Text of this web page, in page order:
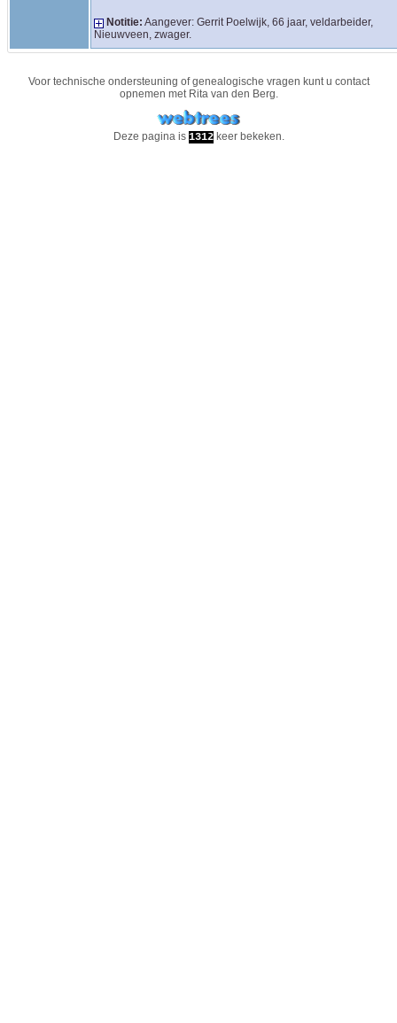
Notitie: Aangever: Gerrit Poelwijk, 66 jaar, veldarbeider,
Nieuwveen, zwager.
Voor technische ondersteuning of genealogische vragen kunt u contact
opnemen met Rita van den Berg.
Deze pagina is 1312keer bekeken.